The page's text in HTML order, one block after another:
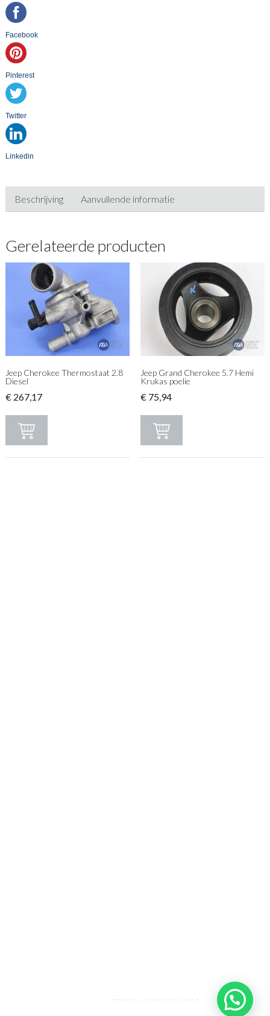
Facebook
Pinterest
Twitter
Linkedin
Beschrijving Aanvullende informatie
Gerelateerde producten
Jeep Cherokee Thermostaat 2.8
Diesel
€ 267,17
Jeep Grand Cherokee 5.7 Hemi
Krukas poelie
€ 75,94
Heeft u een vraag?